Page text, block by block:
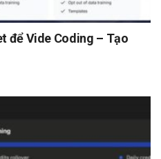
để Vide Coding – Tạo